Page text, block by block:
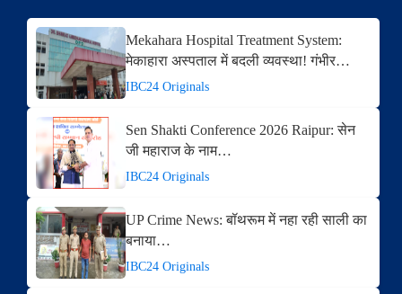
Mekahara Hospital Treatment System:
मेकाहारा अस्पताल में बदली व्यवस्था! गंभीर…
IBC24 Originals
Sen Shakti Conference 2026 Raipur: सेन
जी महाराज के नाम…
IBC24 Originals
UP Crime News: बॉथरूम में नहा रही साली का
बनाया…
IBC24 Originals